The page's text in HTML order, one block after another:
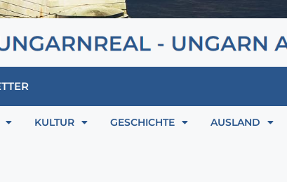
KULTUR GESCHICHTE AUSLAND